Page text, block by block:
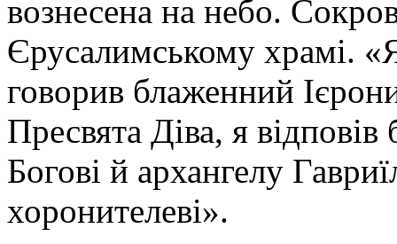
вознесена на небо.
Єрусалимському храмі.
говорив блаженний
Пресвята Діва, я
Богові й архангелу
хоронителеві».